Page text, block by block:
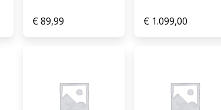
€89,99 € 1.099,00